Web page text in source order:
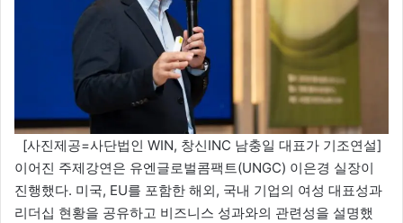
[사진제공=사단법인 WIN, 창신INC 남충일 대표가 기조연설]
이어진 주제강연은 유엔글로벌콤팩트(UNGC) 이은경 실장이
진행했다. 미국, EU를 포함한 해외, 국내 기업의 여성 대표성과
리더십 현황을 공유하고 비즈니스 성과와의 관련성을 설명했